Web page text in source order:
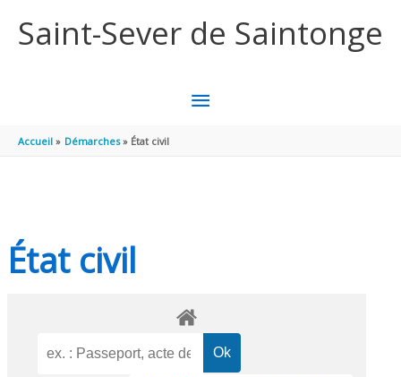
Saint-Sever de Saintonge
MENU
Accueil Démarches État civil
État civil